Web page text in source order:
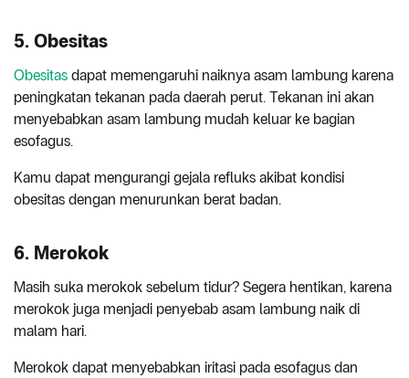
5. Obesitas
Obesitas dapat memengaruhi naiknya asam lambung karena
peningkatan tekanan pada daerah perut. Tekanan ini akan
menyebabkan asam lambung mudah keluar ke bagian
esofagus.
Kamu dapat mengurangi gejala refluks akibat kondisi
obesitas dengan menurunkan berat badan.
6. Merokok
Masih suka merokok sebelum tidur? Segera hentikan, karena
merokok juga menjadi penyebab asam lambung naik di
malam hari.
Merokok dapat menyebabkan iritasi pada esofagus dan